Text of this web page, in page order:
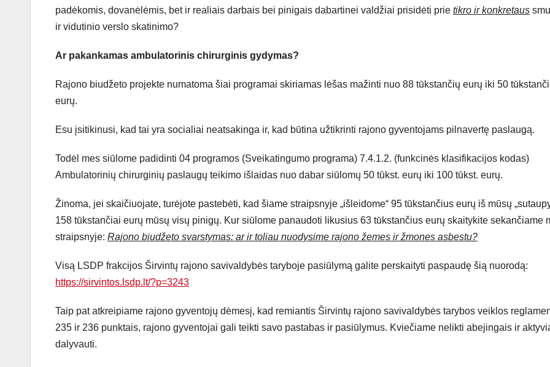
padėkomis, dovanėlėmis, bet ir realiais darbais bei pinigais dabartinei valdžiai prisidėti prie tikro ir konkretaus
ir vidutinio verslo skatinimo?
Ar pakankamas ambulatorinis chirurginis gydymas?
Rajono biudžeto projekte numatoma šiai programai skiriamas lėšas mažinti nuo 88 tūkstančių eurų iki 50
eurų.
Esu įsitikinusi, kad tai yra socialiai neatsakinga ir, kad būtina užtikrinti rajono gyventojams pilnavertę paslaugą.
Todėl mes siūlome padidinti 04 programos (Sveikatingumo programa) 7.4.1.2. (funkcinės klasifikacijos kodas)
Ambulatorinių chirurginių paslaugų teikimo išlaidas nuo dabar siūlomų 50 tūkst. eurų iki 100 tūkst. eurų.
Žinoma, jei skaičiuojate, turėjote pastebėti, kad šiame straipsnyje „išleidome“ 95 tūkstančius eurų iš mūsų
158 tūkstančiai eurų mūsų visų pinigų. Kur siūlome panaudoti likusius 63 tūkstančius eurų skaitykite sekančiame
straipsnyje: Rajono biudžeto svarstymas: ar ir toliau nuodysime rajono žemes ir žmones asbestu?
Visą LSDP frakcijos Širvintų rajono savivaldybės taryboje pasiūlymą galite perskaityti paspaudę šią nuorodą:
https://sirvintos.lsdp.lt/?p=3243
Taip pat atkreipiame rajono gyventojų dėmesį, kad remiantis Širvintų rajono savivaldybės tarybos veiklos
235 ir 236 punktais, rajono gyventojai gali teikti savo pastabas ir pasiūlymus. Kviečiame nelikti abejingais ir
dalyvauti.